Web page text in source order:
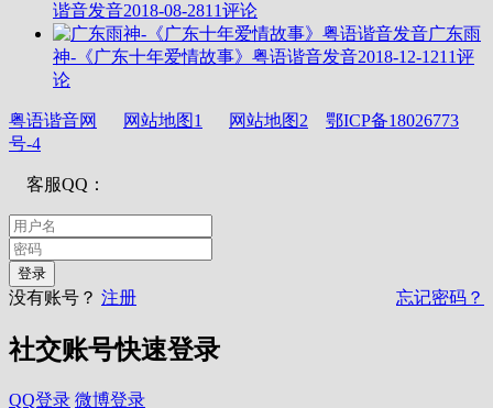
谐音发音2018-08-2811评论
广东雨
神-《广东十年爱情故事》粤语谐音发音2018-12-1211评
论
粤语谐音网 网站地图1 网站地图2
鄂ICP备18026773
号-4
客服QQ：
没有账号？ 注册 忘记密码？
社交账号快速登录
QQ登录 微博登录